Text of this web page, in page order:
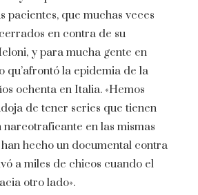
pacientes, que muchas veces
en contra de su
y para mucha gente en
qu’afrontó la epidemia de la
ochenta en Italia. «Hemos
de tener series que tienen
narcotraficante en las mismas
hecho un documental contra
a miles de chicos cuando el
otro lado».